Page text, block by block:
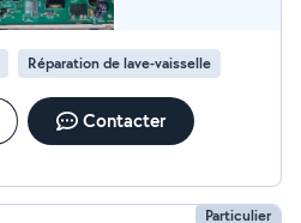
Réparation de lave-vaisselle
Contacter
Particulier